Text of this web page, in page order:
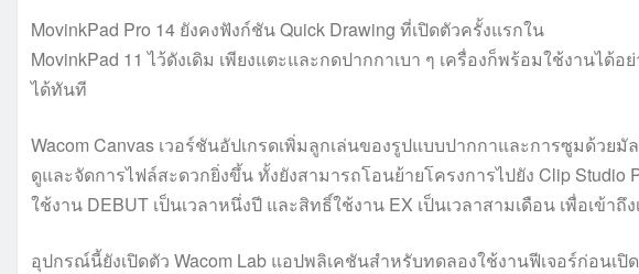
MovinkPad Pro 14 ยังคงฟังก์ชัน Quick Drawing ที่เปิดตัวครั้งแรกใน
MovinkPad 11 ไว้ดังเดิม เพียงแตะและกดปากกาเบา ๆ เครื่องก็พร้อมใช้งานได้อ
ได้ทันที
Wacom Canvas เวอร์ชันอัปเกรดเพิ่มลูกเล่นของรูปแบบปากกาและการซูมด้วย
ดูและจัดการไฟล์สะดวกยิ่งขึ้น ทั้งยังสามารถโอนย้ายโครงการไปยัง Clip
ใช้งาน DEBUT เป็นเวลาหนึ่งปี และสิทธิ์ใช้งาน EX เป็นเวลาสามเดือน เพื่อเข้าถึ
อุปกรณ์นี้ยังเปิดตัว Wacom Lab แอปพลิเคชันสำหรับทดลองใช้งานฟีเจอร์ก่อนเ